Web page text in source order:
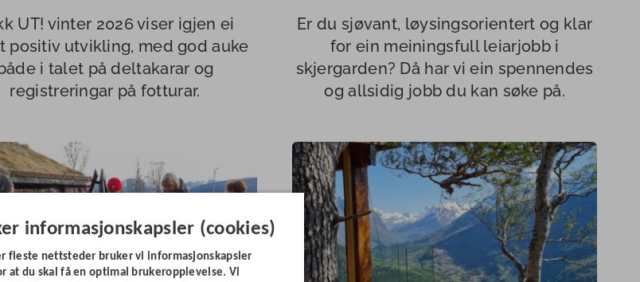
UT! vinter 2026 viser igjen ei
positiv utvikling, med god auke
i talet på deltakarar og
registreringar på fotturar.
Er du sjøvant, løysingsorientert og klar
for ein meiningsfull leiarjobb i
skjergarden? Då har vi ein spennendes
og allsidig jobb du kan søke på.
informasjonskapsler (cookies)
fleste nettsteder bruker vi informasjonskapsler
at du skal få en optimal brukeropplevelse. Vi